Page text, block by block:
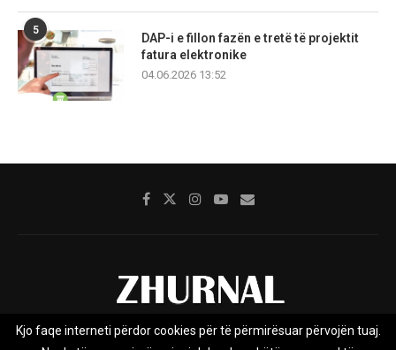
5
DAP-i e fillon fazën e tretë të projektit
fatura elektronike
04.06.2026 13:52
Rreth nesh Impresumi Marketing
Kjo faqe interneti përdor cookies për të përmirësuar përvojën tuaj.